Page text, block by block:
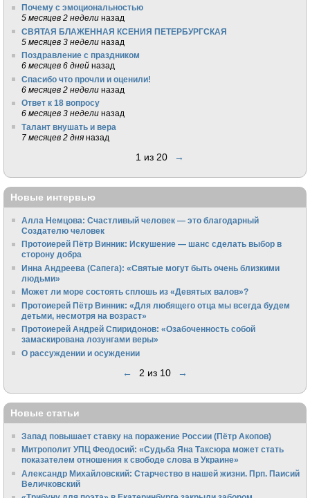
Почему с эмоциональностью
5 месяцев 2 недели назад
СВЯТАЯ БЛАЖЕННАЯ КСЕНИЯ ПЕТЕРБУРГСКАЯ
5 месяцев 3 недели назад
Поздравление с праздником
6 месяцев 6 дней назад
Спасибо что прочли и оценили!
6 месяцев 2 недели назад
Ответ к 18 вопросу
6 месяцев 3 недели назад
Талант внушать и вера
7 месяцев 2 дня назад
1 из 20 →
Новые интервью
Алла Немцова: Счастливый человек — это благодарный
Создателю человек
Протоиерей Пётр Винник: Искушение — шанс сделать выбор в
сторону добра
Инна Андреева (Сапега): «Святые могут быть очень близкими
людьми»
Может ли море состоять сплошь из «Девятых валов»?
Протоиерей Пётр Винник: «Для любящего отца мы всегда будем
детьми, несмотря на возраст»
Протоиерей Андрей Спиридонов: «Озабоченность собой
замаскирована лозунгами веры»
О рассуждении и осуждении
← 2 из 10 →
Новые статьи
Запад повышает ставку на поражение России (Пётр Акопов)
Митрополит УПЦ Феодосий: «Судьба Яна Таксюра может стать
показателем отношения к свободе слова в Украине»
Алек­сандр Михайловский: Старчество в нашей жизни. Прп. Паисий
Величковский